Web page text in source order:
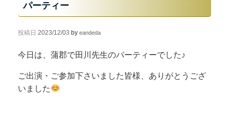
パーティー
投稿日 2023/12/03 by eandeda
今日は、蒲郡で田川先生のパーティーでした♪
ご出演・ご参加下さいました皆様、ありがとうござ
いました